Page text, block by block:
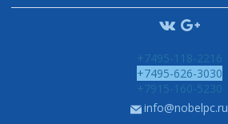
+7495-118-2216
+7495-626-3030
+7915-160-5230
info@nobelpc.ru